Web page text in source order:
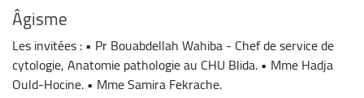
Âgisme
Les invitées : • Pr Bouabdellah Wahiba - Chef de service de
cytologie, Anatomie pathologie au CHU Blida. • Mme Hadja
Ould-Hocine. • Mme Samira Fekrache.